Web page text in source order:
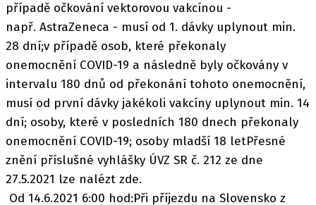
případě očkování vektorovou vakcínou -
např. AstraZeneca - musí od 1. dávky uplynout min.
28 dní;v případě osob, které překonaly
onemocnění COVID-19 a následně byly očkovány v
intervalu 180 dnů od překonání tohoto onemocnění,
musí od první dávky jakékoli vakcíny uplynout min. 14
dní; osoby, které v posledních 180 dnech překonaly
onemocnění COVID-19; osoby mladší 18 letPřesné
znění příslušné vyhlášky ÚVZ SR č. 212 ze dne
27.5.2021 lze nalézt zde.
Od 14.6.2021 6:00 hod:Při příjezdu na Slovensko z